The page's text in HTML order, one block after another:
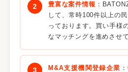
豊富な案件情報 ：
して、常時100件以上の
っております。買い手様
なマッチングを進めさせ
M&A支援機関登録企業